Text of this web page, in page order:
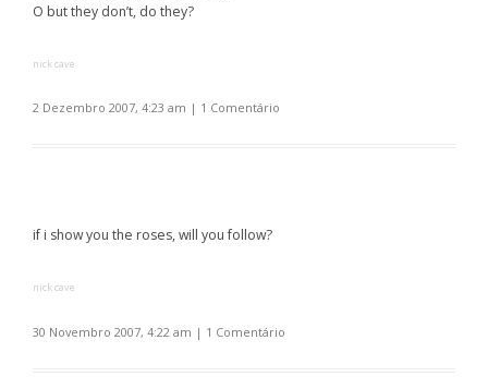
O but they don’t, do they?
nick cave
2 Dezembro 2007, 4:23 am | 1 Comentário
if i show you the roses, will you follow?
nick cave
30 Novembro 2007, 4:22 am | 1 Comentário